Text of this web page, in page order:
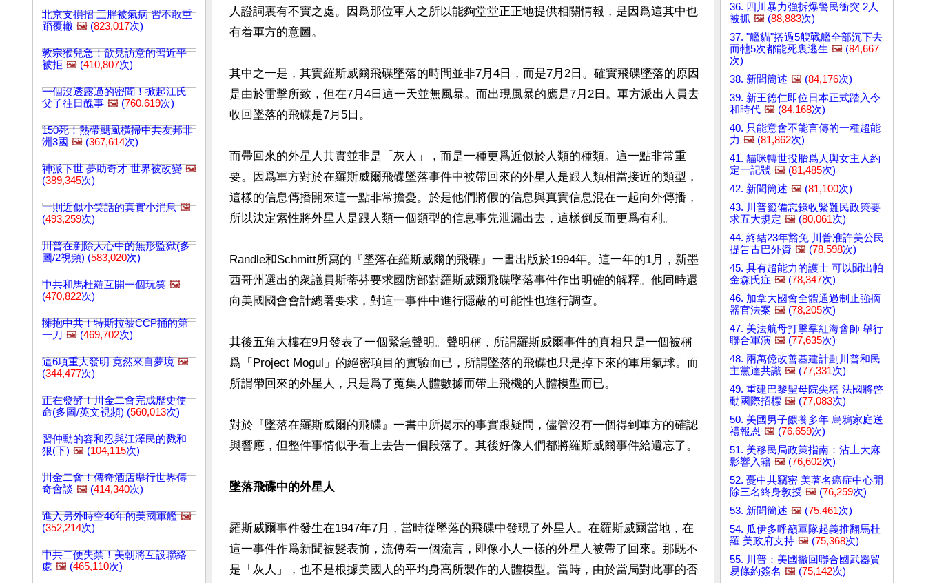
北京支損招 三胖被氣病 習不敢重
蹈覆轍 🖼️ (823,017次)
教宗猴兒急！欲見訪意的習近平
被拒 🖼️ (410,807次)
一個沒透露過的密聞！掀起江氏
父子往日醜事 🖼️ (760,619次)
150死！熱帶颶風橫掃中共友邦非
洲3國 🖼️ (367,614次)
神派下世 夢助奇才 世界被改變 🖼️
(389,345次)
一則近似小笑話的真實小消息 🖼️
(493,259次)
川普在剷除人心中的無形監獄(多
圖/2視頻) (583,020次)
中共和馬杜羅互開一個玩笑 🖼️
(470,822次)
擁抱中共！特斯拉被CCP捅的第
一刀 🖼️ (469,702次)
這6項重大發明 竟然來自夢境 🖼️
(344,477次)
正在發酵！川金二會完成歷史使
命(多圖/英文視頻) (560,013次)
習仲勳的容和忍與江澤民的戮和
狠(下) 🖼️ (104,115次)
川金二會！傳奇酒店舉行世界傳
奇會談 🖼️ (414,340次)
進入另外時空46年的美國軍艦 🖼️
(352,214次)
中共二便失禁！美朝將互設聯絡
處 🖼️ (465,110次)
人證詞裏有不實之處。因爲那位軍人之所以能夠堂堂正正地提供相關情報，是因爲這其中也
有着軍方的意圖。
其中之一是，其實羅斯威爾飛碟墜落的時間並非7月4日，而是7月2日。確實飛碟墜落的原因
是由於雷擊所致，但在7月4日這一天並無風暴。而出現風暴的應是7月2日。軍方派出人員去
收回墜落的飛碟是7月5日。
而帶回來的外星人其實並非是「灰人」，而是一種更爲近似於人類的種類。這一點非常重
要。因爲軍方對於在羅斯威爾飛碟墜落事件中被帶回來的外星人是跟人類相當接近的類型，
這樣的信息傳播開來這一點非常擔憂。於是他們將假的信息與真實信息混在一起向外傳播，
所以決定索性將外星人是跟人類一個類型的信息事先泄漏出去，這樣倒反而更爲有利。
Randle和Schmitt所寫的『墜落在羅斯威爾的飛碟』一書出版於1994年。這一年的1月，新墨
西哥州選出的衆議員斯蒂芬要求國防部對羅斯威爾飛碟墜落事件作出明確的解釋。他同時還
向美國國會會計總署要求，對這一事件中進行隱蔽的可能性也進行調查。
其後五角大樓在9月發表了一個緊急聲明。聲明稱，所謂羅斯威爾事件的真相只是一個被稱
爲「Project Mogul」的絕密項目的實驗而已，所謂墜落的飛碟也只是掉下來的軍用氣球。而
所謂帶回來的外星人，只是爲了蒐集人體數據而帶上飛機的人體模型而已。
對於『墜落在羅斯威爾的飛碟』一書中所揭示的事實跟疑問，儘管沒有一個得到軍方的確認
與響應，但整件事情似乎看上去告一個段落了。其後好像人們都將羅斯威爾事件給遺忘了。
墜落飛碟中的外星人
羅斯威爾事件發生在1947年7月，當時從墜落的飛碟中發現了外星人。在羅斯威爾當地，在
這一事件作爲新聞被髮表前，流傳着一個流言，即像小人一樣的外星人被帶了回來。那既不
是「灰人」，也不是根據美國人的平均身高所製作的人體模型。當時，由於當局對此事的否
36. 四川暴力強拆爆警民衝突 2人
被抓 🖼️ (88,883次)
37. "艦貓"搭過5艘戰艦全部沉下去
而牠5次都能死裏逃生 🖼️ (84,667
次)
38. 新聞簡述 🖼️ (84,176次)
39. 新王德仁即位日本正式踏入令
和時代 🖼️ (84,168次)
40. 只能意會不能言傳的一種超能
力 🖼️ (81,862次)
41. 貓咪轉世投胎爲人與女主人約
定一記號 🖼️ (81,485次)
42. 新聞簡述 🖼️ (81,100次)
43. 川普籤備忘錄收緊難民政策要
求五大規定 🖼️ (80,061次)
44. 終結23年豁免 川普准許美公民
提告古巴外資 🖼️ (78,598次)
45. 具有超能力的護士 可以聞出帕
金森氏症 🖼️ (78,347次)
46. 加拿大國會全體通過制止強摘
器官法案 🖼️ (78,205次)
47. 美法航母打擊羣紅海會師 舉行
聯合軍演 🖼️ (77,635次)
48. 兩萬億改善基建計劃川普和民
主黨達共識 🖼️ (77,331次)
49. 重建巴黎聖母院尖塔 法國將啓
動國際招標 🖼️ (77,083次)
50. 美國男子餵養多年 烏鴉家庭送
禮報恩 🖼️ (76,659次)
51. 美移民局政策指南：沾上大麻
影響入籍 🖼️ (76,602次)
52. 憂中共竊密 美著名癌症中心開
除三名終身教授 🖼️ (76,259次)
53. 新聞簡述 🖼️ (75,461次)
54. 瓜伊多呼籲軍隊起義推翻馬杜
羅 美政府支持 🖼️ (75,368次)
55. 川普：美國撤回聯合國武器貿
易條約簽名 🖼️ (75,142次)